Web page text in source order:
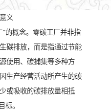
义
的概念。零碳工厂并非指
碳排放，而是指通过节能
使用、碳捕集等多种方
生产经营活动所产生的碳
或吸收的碳排放量相抵
标。